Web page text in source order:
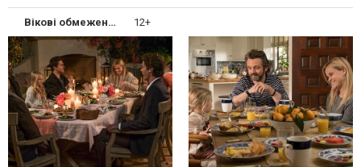
Вікові обмеження 12+